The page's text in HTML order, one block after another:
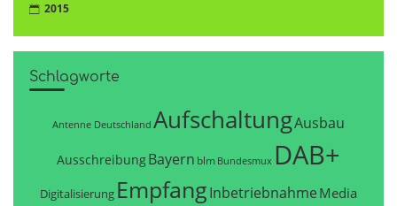
2015
Schlagworte
Antenne Deutschland AufschaltungAusbau
AusschreibungBayern blm Bundesmux DAB+
Digitalisierung EmpfangInbetriebnahme Media